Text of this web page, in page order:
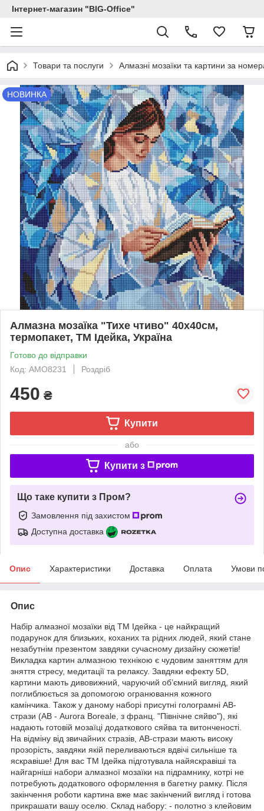
Інтернет-магазин "BIG-Office"
Товари та послуги Алмазні мозаїки та картини за
НОВИНКА
Алмазна мозаїка "Тихе чтиво" 40х40см,
термопакет, ТМ Ідейка, Україна
Готово до відправки
Код: AMO8231
Роздріб
450 ₴
Купити
або
Купити з
Що таке купити з Пром?
Замовлення під захистом
Доступна доставка
Опис Характеристики Доставка Оплата Умови
Опис
Набір алмазної мозаїки від ТМ Ідейка - це найкращий
подарунок для близьких, коханих та рідних людей, який стане
незабутнім презентом завдяки сучасному дизайну сюжетів!
Викладка картин алмазною технікою є чудовим заняттям для
зняття стресу, медитації та релаксу. Завдяки ефекту 5D,
картини мають дивовижний, чаруючий об’ємний вигляд, який
поглиблюється за допомогою огранювання кожного
камінчика. Також у даному наборі присутні голограмні АВ-
стрази (АВ - Aurora Boreale, з франц. "Північне сяйво"), які
надають готовій мозаїці додаткового сяйва та витонченості.
На відміну від звичайних стразів, АВ-стрази мають високу
прозорість, завдяки якій переливаються вдвічі сильніше та
яскравіше! Для вас ТМ Ідейка підготувала найяскравіші та
найгарніші набори алмазної мозаїки на підрамнику, котрі не
потребують додаткового оформлення в багетну рамку. Після
закінчення роботи картина вже має закінчений вигляд і готова
прикрашати вашу оселю. Склад набору: - полотно з клейовим